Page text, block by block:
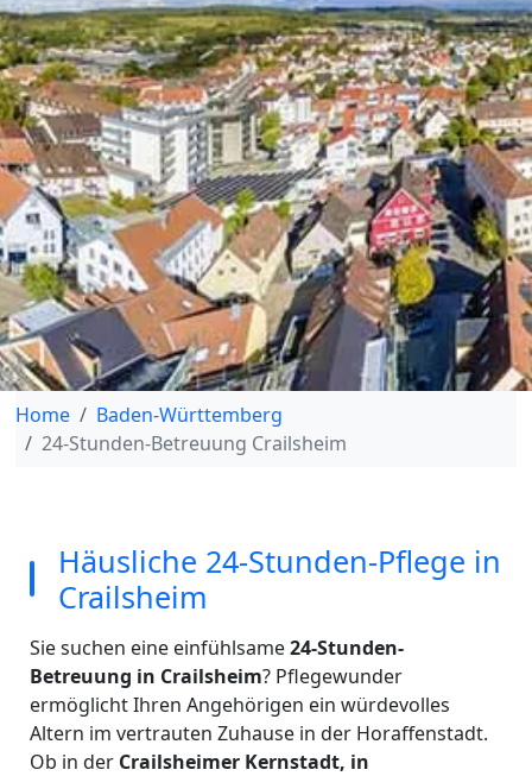
Home
Baden-Württemberg
24-Stunden-Betreuung Crailsheim
Häusliche 24-Stunden-Pflege in
Crailsheim
Sie suchen eine einfühlsame24-Stunden-
Betreuung in Crailsheim? Pflegewunder
ermöglicht Ihren Angehörigen ein würdevolles
Altern im vertrauten Zuhause in der Horaffenstadt.
Ob in der Crailsheimer Kernstadt, in